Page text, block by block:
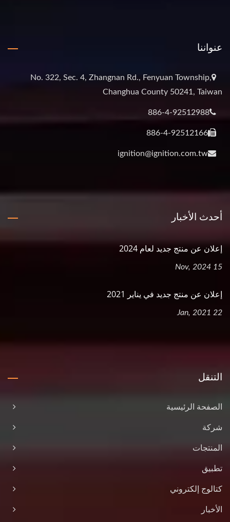
عنواننا
No. 322, Sec. 4, Zhangnan Rd., Fenyuan Township,
Changhua County 50241, Taiwan
886-4-92512988
886-4-92512166
ignition@ignition.com.tw
أحدث الأخبار
إعلان عن منتج جديد لعام 2024
15 Nov, 2024
إعلان عن منتج جديد في يناير 2021
22 Jan, 2021
التنقل
الصفحة الرئيسية
شركة
المنتجات
تطبيق
كتالوج إلكتروني
الأخبار